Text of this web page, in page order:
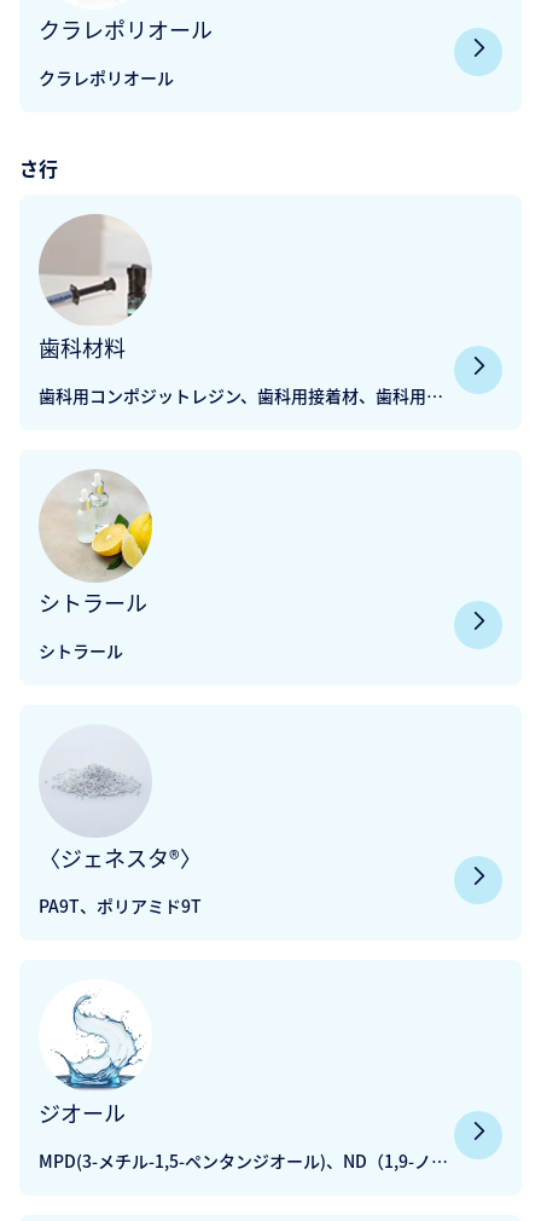
クラレポリオール
クラレポリオール
さ行
歯科材料
歯科用コンポジットレジン、歯科用接着材、歯科用レ
シトラール
シトラール
〈ジェネスタ®〉
PA9T、ポリアミド9T
ジオール
MPD(3-メチル-1,5-ペンタンジオール)、ND（1,9-ノナ